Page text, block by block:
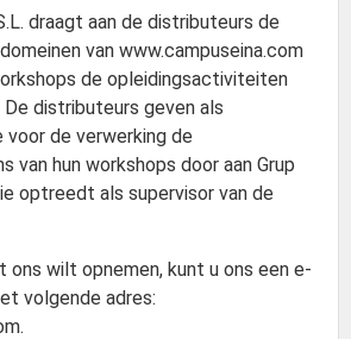
draagt aan de distributeurs de
van www.campuseina.com
de opleidingsactiviteiten
De distributeurs geven als
de verwerking de
van hun workshops door aan Grup
optreedt als supervisor van de
wilt opnemen, kunt u ons een e-
volgende adres: